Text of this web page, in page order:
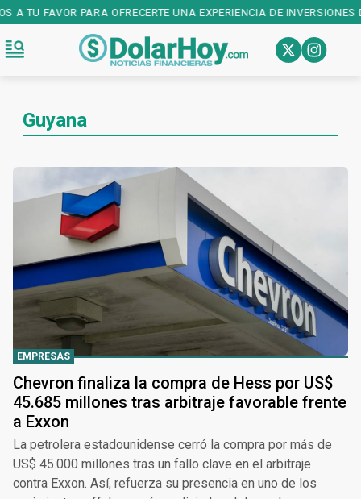
TU FAVOR PARA OFRECERTE UNA EXPERIENCIA DE INVERSIONES
Guyana
EMPRESAS
Chevron finaliza la compra de Hess por US$
45.685 millones tras arbitraje favorable frente
a Exxon
La petrolera estadounidense cerró la compra por más de
US$ 45.000 millones tras un fallo clave en el arbitraje
contra Exxon. Así, refuerza su presencia en uno de los